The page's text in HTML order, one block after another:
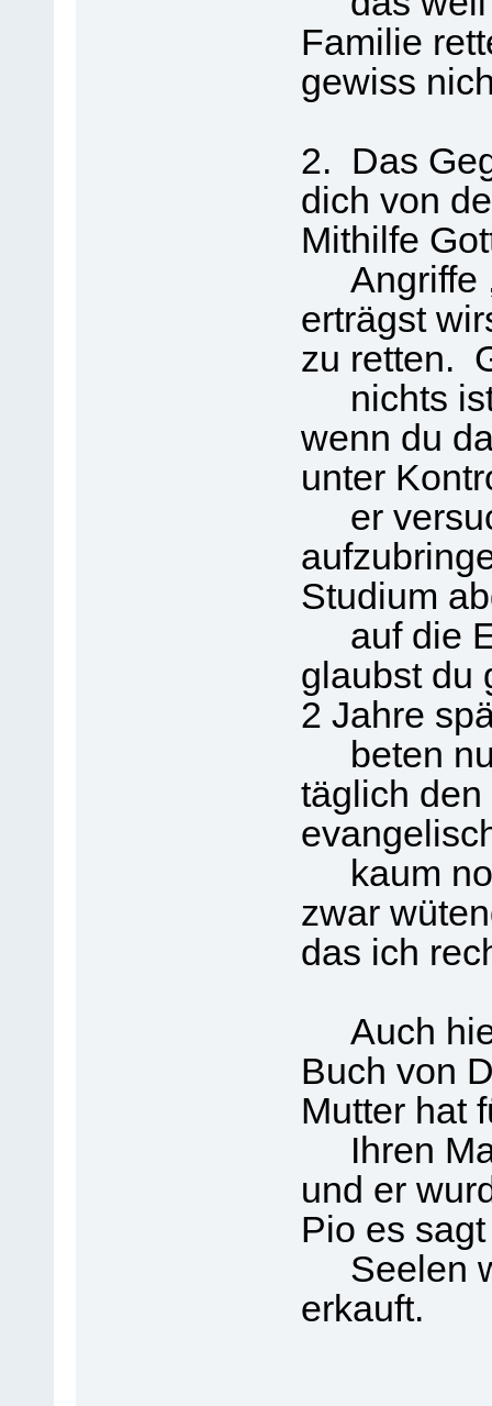
Familie
gewiss
2. Das
dich von
Mithilfe
Angriffe
erträgst
zu retten.
nichts ist
wenn du
unter
er
Studium
auf die
glaubst du
2 Jahre
beten
täglich
kaum
zwar
das ich
Auch
Buch von
Mutter hat
Ihren
und er
Pio es
Seelen
erkauft.